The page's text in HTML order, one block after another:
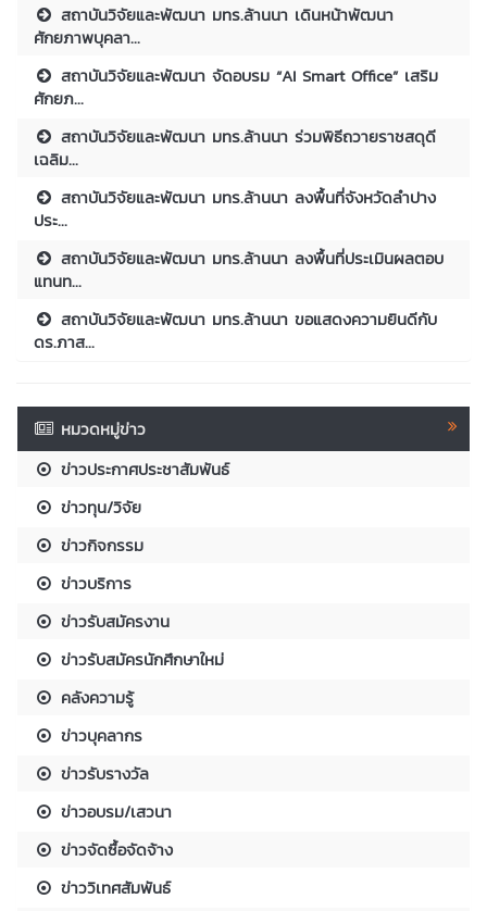
สถาบันวิจัยและพัฒนา มทร.ล้านนา เดินหน้าพัฒนา
ศักยภาพบุคลา...
สถาบันวิจัยและพัฒนา จัดอบรม “AI Smart Office” เสริม
ศักยภ...
สถาบันวิจัยและพัฒนา มทร.ล้านนา ร่วมพิธีถวายราชสดุดี
เฉลิม...
สถาบันวิจัยและพัฒนา มทร.ล้านนา ลงพื้นที่จังหวัดลำปาง
ประ...
สถาบันวิจัยและพัฒนา มทร.ล้านนา ลงพื้นที่ประเมินผลตอบ
แทนท...
สถาบันวิจัยและพัฒนา มทร.ล้านนา ขอแสดงความยินดีกับ
ดร.ภาส...
หมวดหมู่ข่าว
ข่าวประกาศประชาสัมพันธ์
ข่าวทุน/วิจัย
ข่าวกิจกรรม
ข่าวบริการ
ข่าวรับสมัครงาน
ข่าวรับสมัครนักศึกษาใหม่
คลังความรู้
ข่าวบุคลากร
ข่าวรับรางวัล
ข่าวอบรม/เสวนา
ข่าวจัดซื้อจัดจ้าง
ข่าววิเทศสัมพันธ์